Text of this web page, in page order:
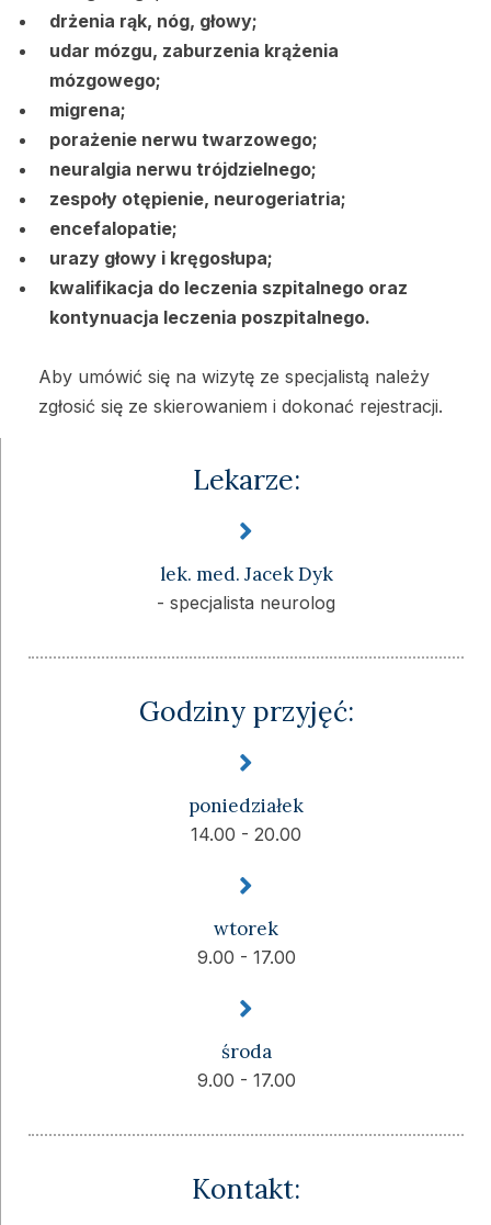
drżenia rąk, nóg, głowy;
udar mózgu, zaburzenia krążenia
mózgowego;
migrena;
porażenie nerwu twarzowego;
neuralgia nerwu trójdzielnego;
zespoły otępienie, neurogeriatria;
encefalopatie;
urazy głowy i kręgosłupa;
kwalifikacja do leczenia szpitalnego oraz
kontynuacja leczenia poszpitalnego.
Aby umówić się na wizytę ze specjalistą należy
zgłosić się ze skierowaniem i dokonać rejestracji.
Lekarze:
lek. med. Jacek Dyk
- specjalista neurolog
Godziny przyjęć:
poniedziałek
14.00 - 20.00
wtorek
9.00 - 17.00
środa
9.00 - 17.00
Kontakt: